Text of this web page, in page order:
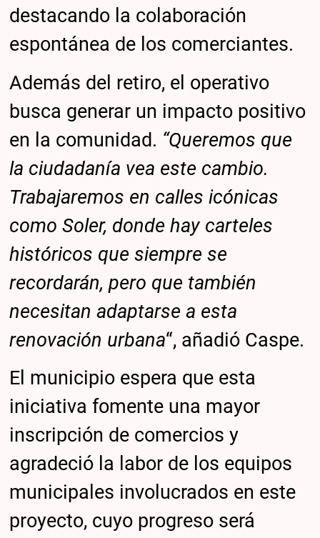
destacando la colaboración
espontánea de los comerciantes.
Además del retiro, el operativo
busca generar un impacto positivo
en la comunidad. “Queremos que
la ciudadanía vea este cambio.
Trabajaremos en calles icónicas
como Soler, donde hay carteles
históricos que siempre se
recordarán, pero que también
necesitan adaptarse a esta
renovación urbana“, añadió Caspe.
El municipio espera que esta
iniciativa fomente una mayor
inscripción de comercios y
agradeció la labor de los equipos
municipales involucrados en este
proyecto, cuyo progreso será